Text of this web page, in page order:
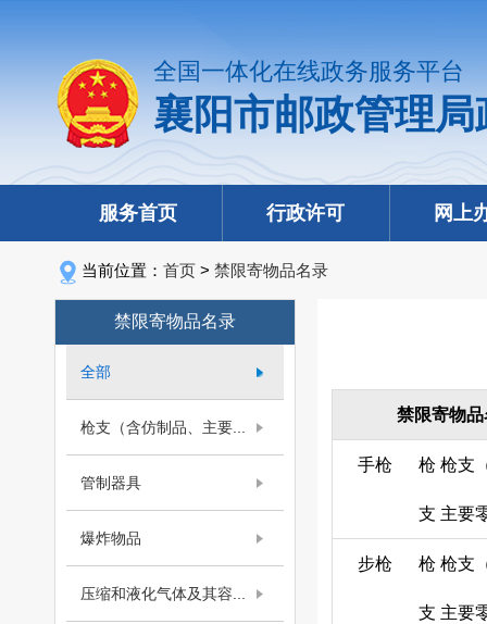
全国一体化在线政务服务平台
襄阳市邮政管理
服务首页 行政许可 网上
当前位置： 首页 > 禁限寄物品名录
禁限寄物品名录
全部
枪支（含仿制品、主要...
管制器具
爆炸物品
压缩和液化气体及其容...
禁限寄物
手枪 枪
支
枪支
主要
步枪 枪
支
枪支
主要